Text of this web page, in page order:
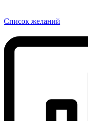
Список желаний